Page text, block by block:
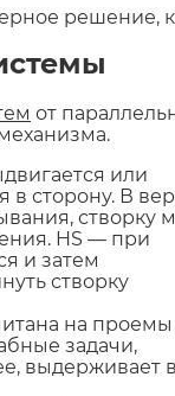
решение,
от
или
в сторону. В
створку
HS — при
и затем
створку
на
задачи,
выдерживает